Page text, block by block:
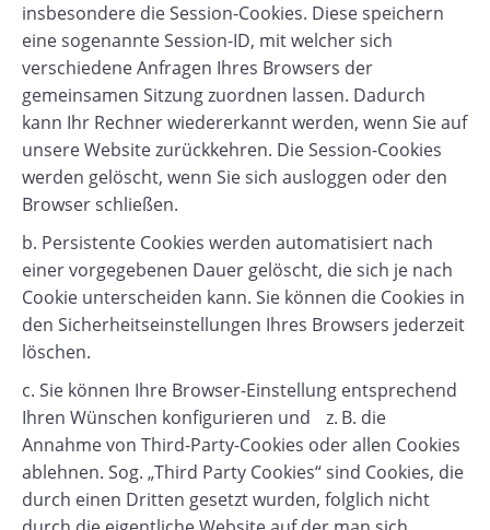
insbesondere die Session-Cookies. Diese speichern
eine sogenannte Session-ID, mit welcher sich
verschiedene Anfragen Ihres Browsers der
gemeinsamen Sitzung zuordnen lassen. Dadurch
kann Ihr Rechner wiedererkannt werden, wenn Sie auf
unsere Website zurückkehren. Die Session-Cookies
werden gelöscht, wenn Sie sich ausloggen oder den
Browser schließen.
b. Persistente Cookies werden automatisiert nach
einer vorgegebenen Dauer gelöscht, die sich je nach
Cookie unterscheiden kann. Sie können die Cookies in
den Sicherheitseinstellungen Ihres Browsers jederzeit
löschen.
c. Sie können Ihre Browser-Einstellung entsprechend
Ihren Wünschen konfigurieren und z. B. die
Annahme von Third-Party-Cookies oder allen Cookies
ablehnen. Sog. „Third Party Cookies“ sind Cookies, die
durch einen Dritten gesetzt wurden, folglich nicht